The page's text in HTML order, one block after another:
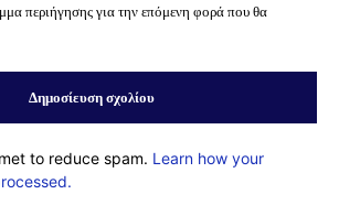
περιήγησης για την επόμενη φορά που θα
to reduce spam. Learn how your